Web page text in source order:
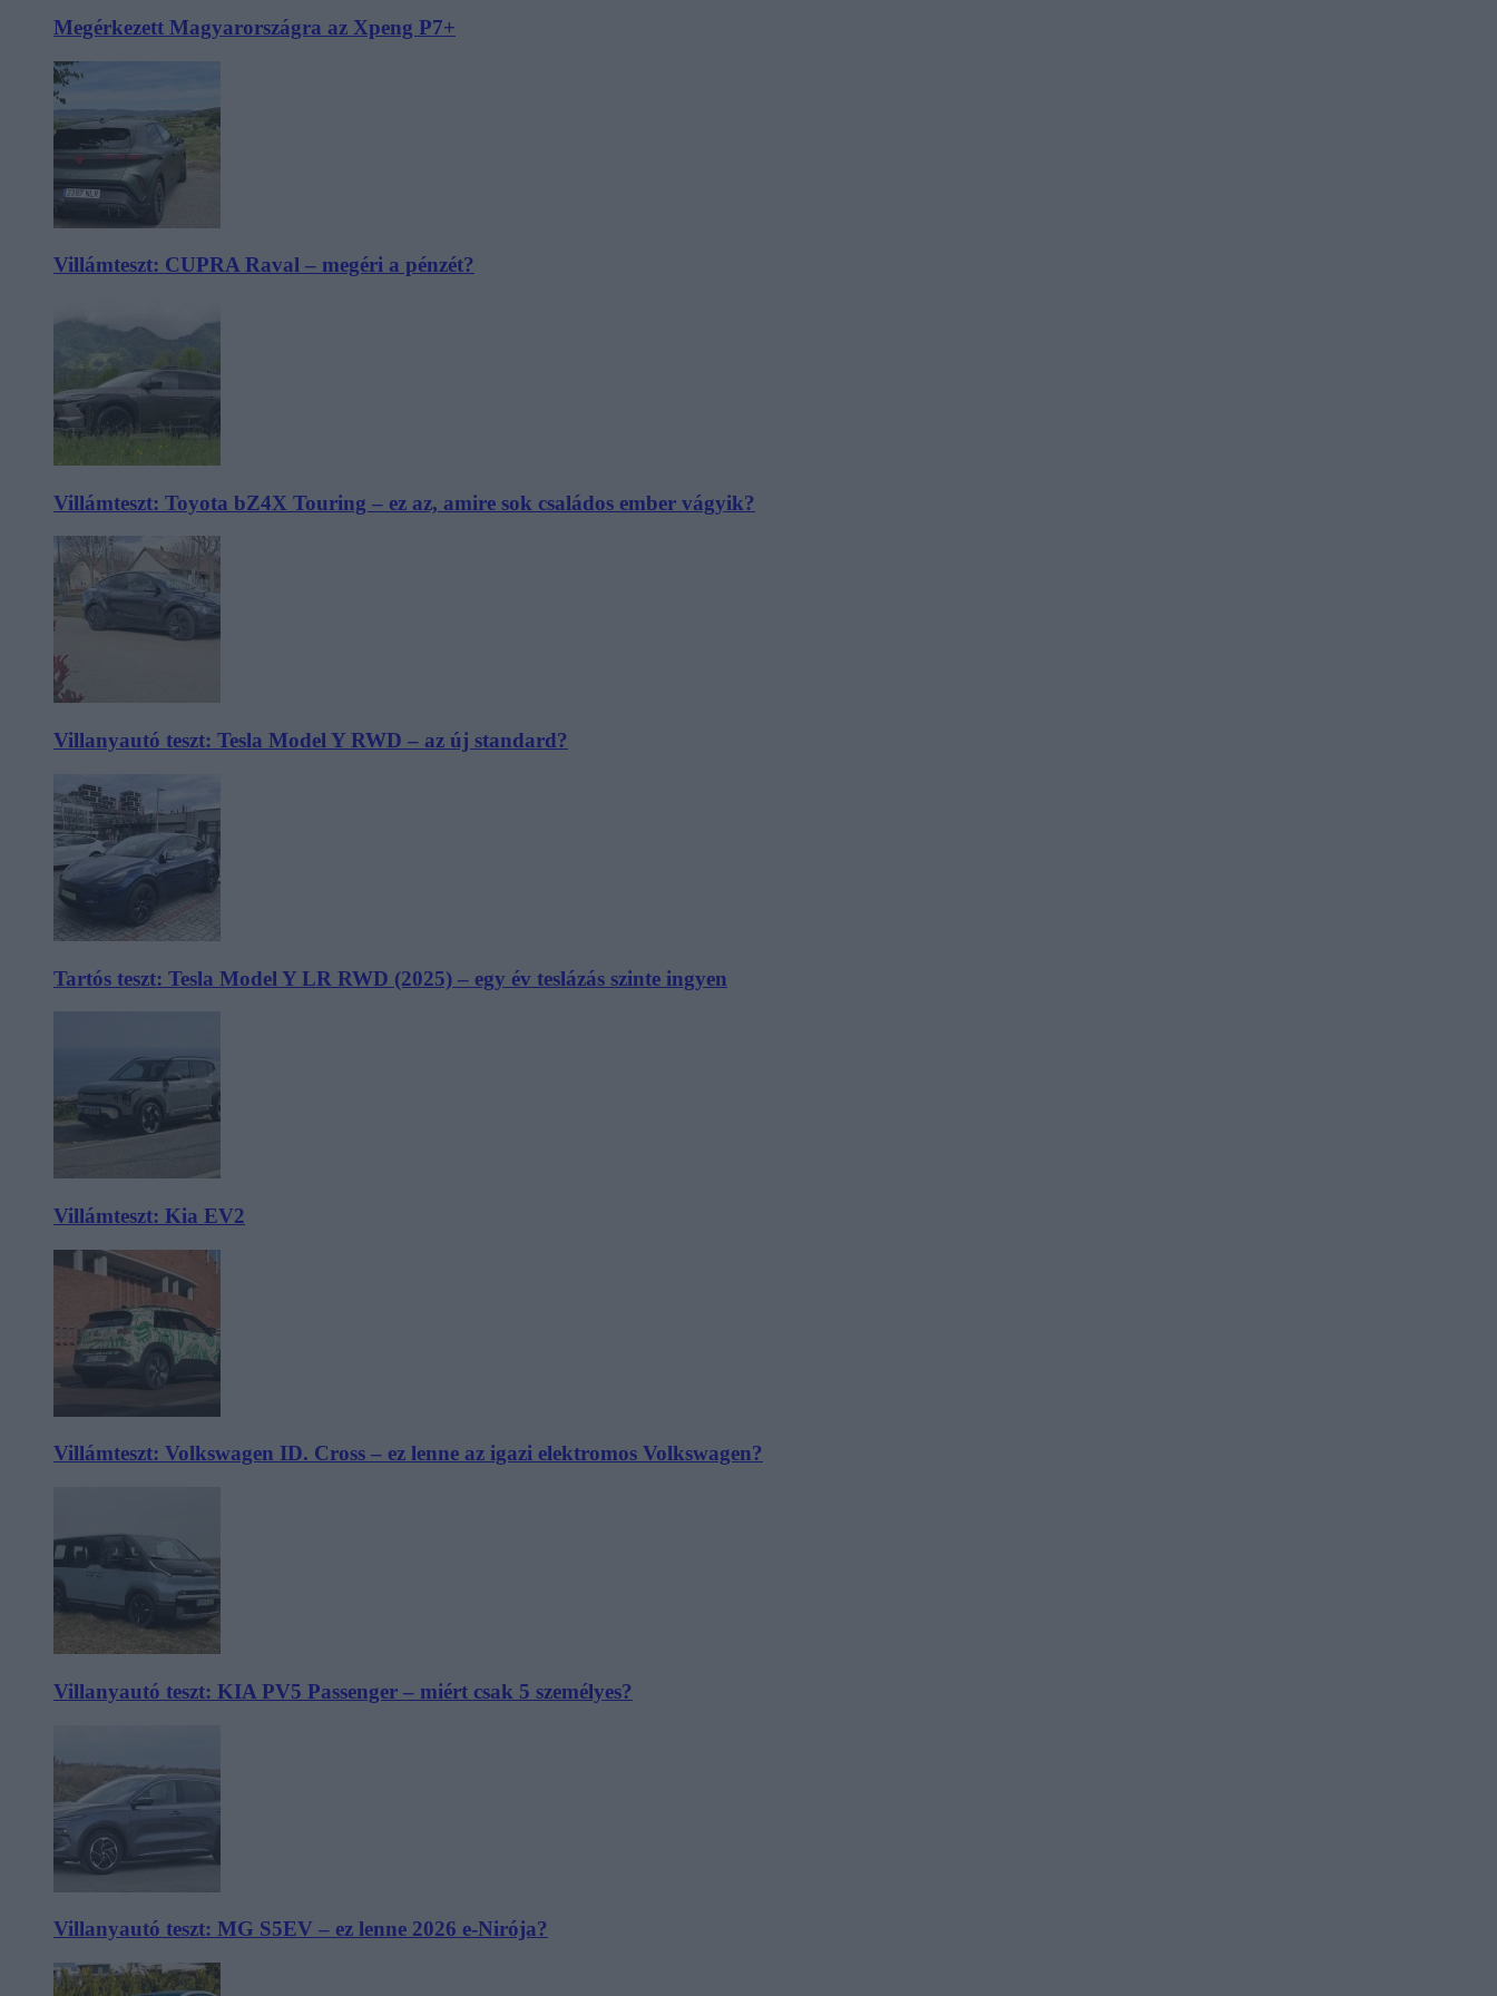
Megérkezett Magyarországra az Xpeng P7+
Villámteszt: CUPRA Raval – megéri a pénzét?
Villámteszt: Toyota bZ4X Touring – ez az, amire sok családos ember vágyik?
Villanyautó teszt: Tesla Model Y RWD – az új standard?
Tartós teszt: Tesla Model Y LR RWD (2025) – egy év teslázás szinte ingyen
Villámteszt: Kia EV2
Villámteszt: Volkswagen ID. Cross – ez lenne az igazi elektromos Volkswagen?
Villanyautó teszt: KIA PV5 Passenger – miért csak 5 személyes?
Villanyautó teszt: MG S5EV – ez lenne 2026 e-Nirója?